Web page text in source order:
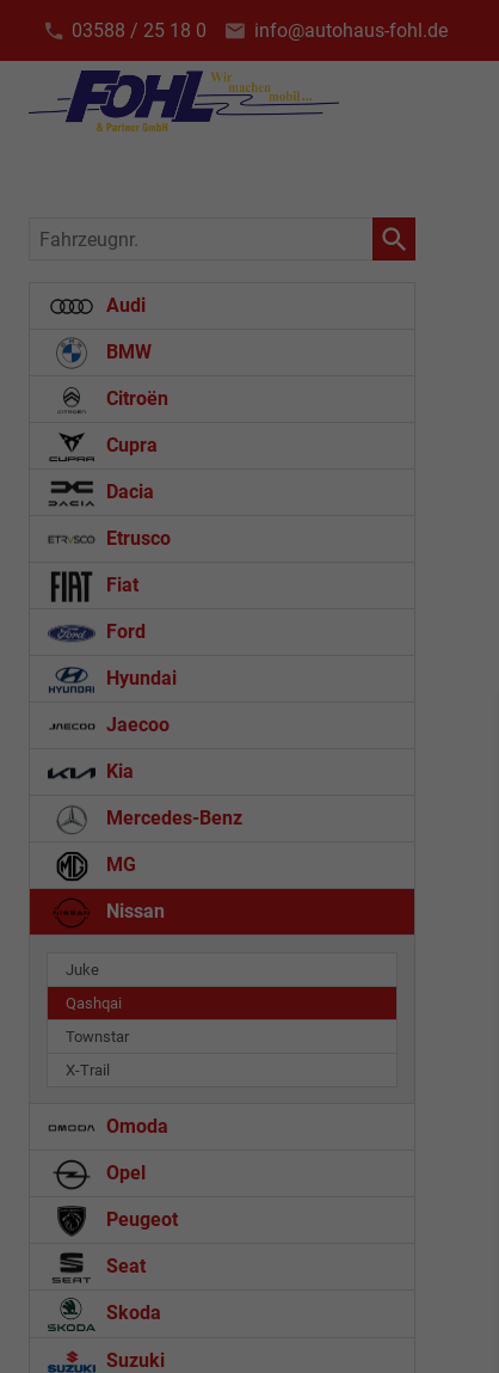
03588 / 25 18 0 info@autohaus-fohl.de
Fahrzeugnr.
Audi
BMW
Citroën
Cupra
Dacia
Etrusco
Fiat
Ford
Hyundai
Jaecoo
Kia
Mercedes-Benz
MG
Nissan
Juke
Qashqai
Townstar
X-Trail
Omoda
Opel
Peugeot
Seat
Skoda
Suzuki